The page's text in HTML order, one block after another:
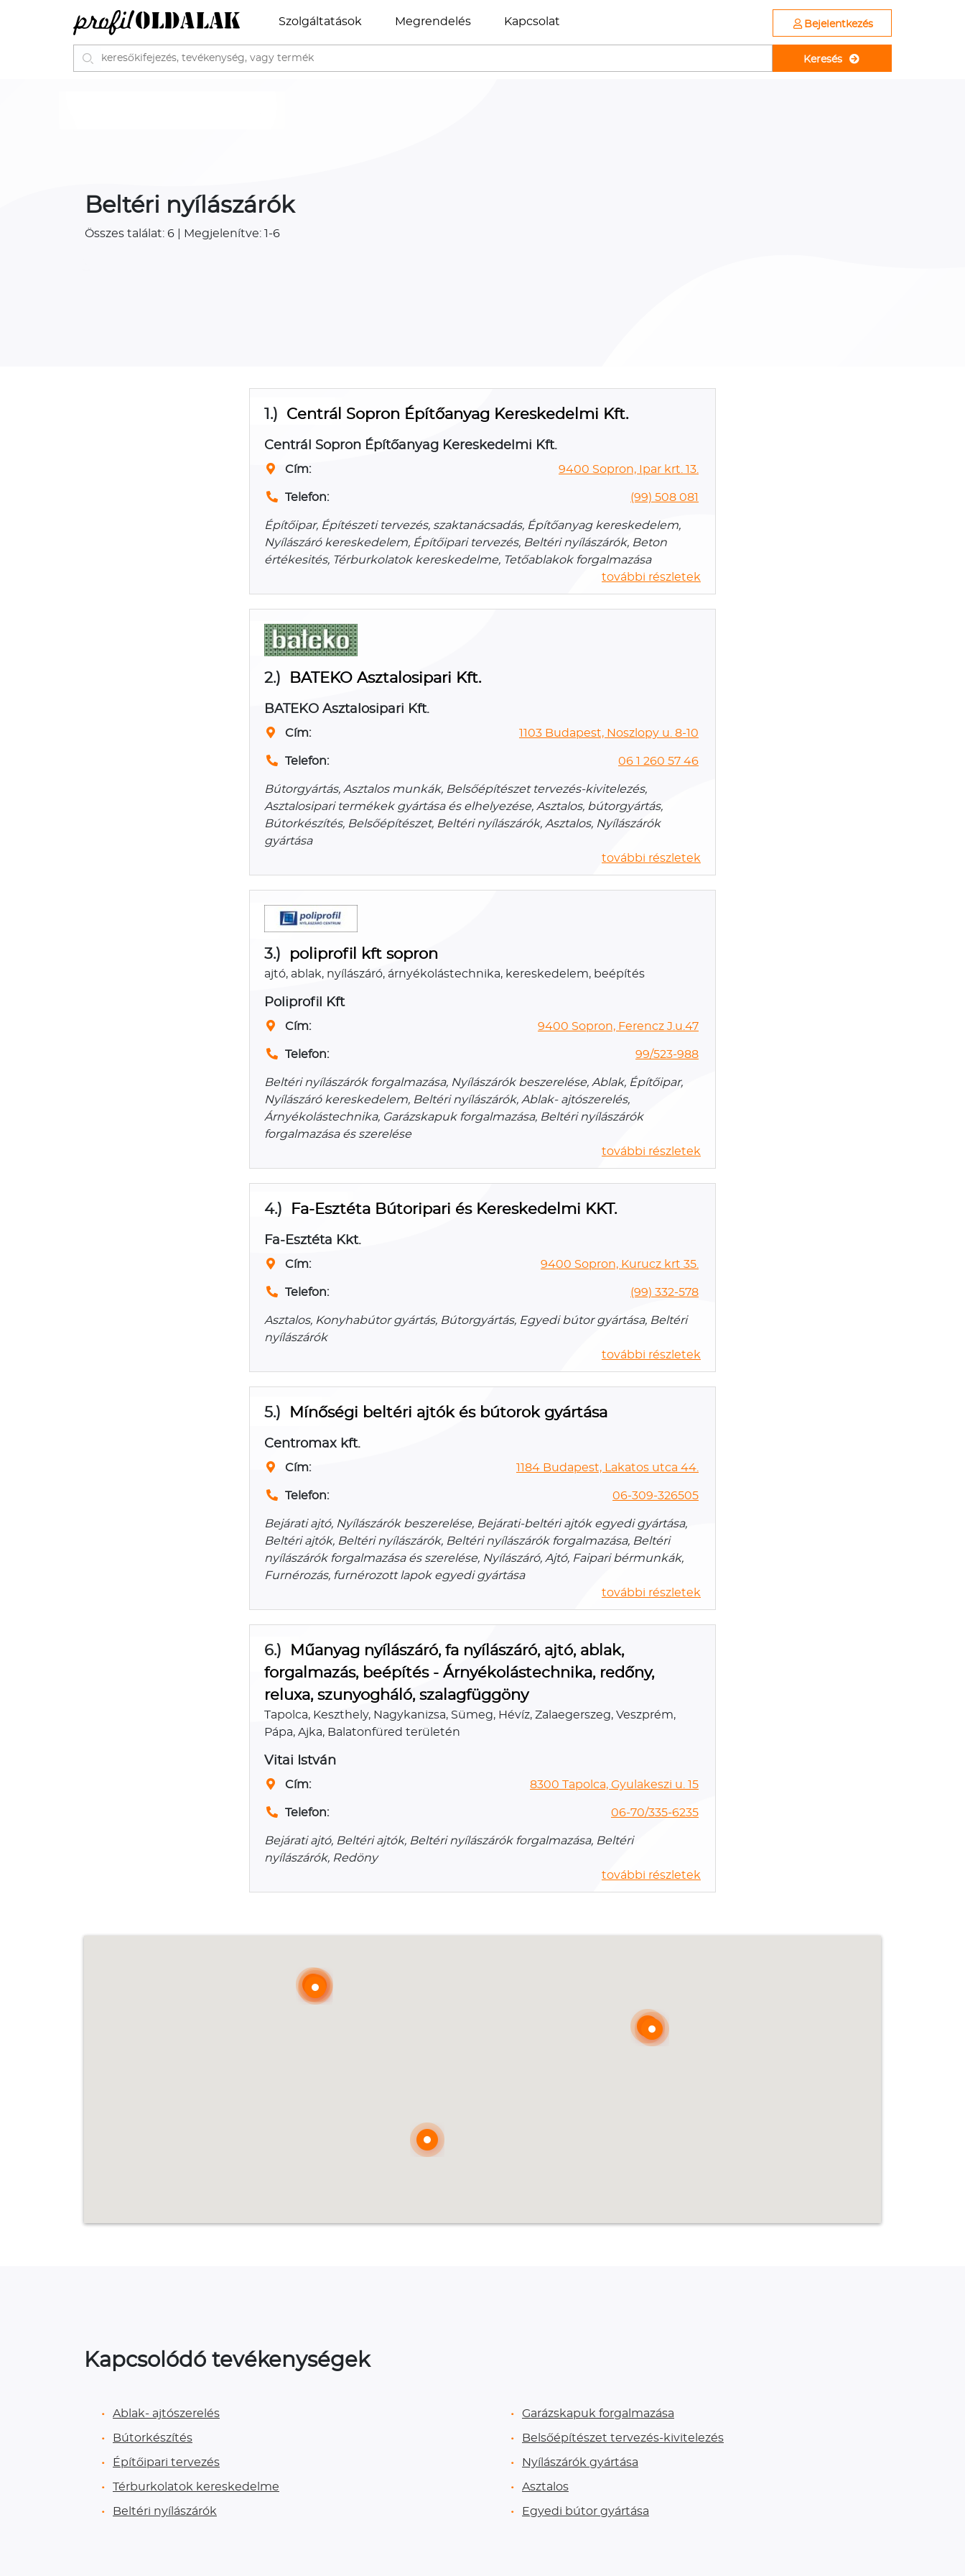
Bejelentkezés
Szolgáltatások Megrendelés Kapcsolat
Keresés
Beltéri nyílászárók
Összes találat: 6 | Megjelenítve: 1-6
1.) Centrál Sopron Építőanyag Kereskedelmi Kft.
Centrál Sopron Építőanyag Kereskedelmi Kft.
Cím: 9400 Sopron, Ipar krt. 13.
Telefon: (99) 508 081
Építőipar, Építészeti tervezés, szaktanácsadás, Építőanyag kereskedelem,
Nyílászáró kereskedelem, Építőipari tervezés, Beltéri nyílászárók, Beton
értékesités, Térburkolatok kereskedelme, Tetőablakok forgalmazása
további részletek
2.) BATEKO Asztalosipari Kft.
BATEKO Asztalosipari Kft.
Cím: 1103 Budapest, Noszlopy u. 8-10
Telefon: 06 1 260 57 46
Bútorgyártás, Asztalos munkák, Belsőépítészet tervezés-kivitelezés,
Asztalosipari termékek gyártása és elhelyezése, Asztalos, bútorgyártás,
Bútorkészítés, Belsőépítészet, Beltéri nyílászárók, Asztalos, Nyílászárók
gyártása
további részletek
3.) poliprofil kft sopron
ajtó, ablak, nyílászáró, árnyékolástechnika, kereskedelem, beépítés
Poliprofil Kft
Cím: 9400 Sopron, Ferencz J.u.47
Telefon: 99/523-988
Beltéri nyílászárók forgalmazása, Nyílászárók beszerelése, Ablak, Építőipar,
Nyílászáró kereskedelem, Beltéri nyílászárók, Ablak- ajtószerelés,
Árnyékolástechnika, Garázskapuk forgalmazása, Beltéri nyílászárók
forgalmazása és szerelése
további részletek
4.) Fa-Esztéta Bútoripari és Kereskedelmi KKT.
Fa-Esztéta Kkt.
Cím: 9400 Sopron, Kurucz krt 35.
Telefon: (99) 332-578
Asztalos, Konyhabútor gyártás, Bútorgyártás, Egyedi bútor gyártása, Beltéri
nyílászárók
további részletek
5.) Mínőségi beltéri ajtók és bútorok gyártása
Centromax kft.
Cím: 1184 Budapest, Lakatos utca 44.
Telefon: 06-309-326505
Bejárati ajtó, Nyílászárók beszerelése, Bejárati-beltéri ajtók egyedi gyártása,
Beltéri ajtók, Beltéri nyílászárók, Beltéri nyílászárók forgalmazása, Beltéri
nyílászárók forgalmazása és szerelése, Nyílászáró, Ajtó, Faipari bérmunkák,
Furnérozás, furnérozott lapok egyedi gyártása
további részletek
6.)
Műanyag nyílászáró, fa nyílászáró, ajtó, ablak,
forgalmazás, beépítés - Árnyékolástechnika, redőny,
reluxa, szunyogháló, szalagfüggöny
Tapolca, Keszthely, Nagykanizsa, Sümeg, Hévíz, Zalaegerszeg, Veszprém,
Pápa, Ajka, Balatonfüred területén
Vitai István
Cím: 8300 Tapolca, Gyulakeszi u. 15
Telefon: 06-70/335-6235
Bejárati ajtó, Beltéri ajtók, Beltéri nyílászárók forgalmazása, Beltéri
nyílászárók, Redöny
további részletek
Kapcsolódó tevékenységek
Ablak- ajtószerelés
Bútorkészítés
Építőipari tervezés
Térburkolatok kereskedelme
Beltéri nyílászárók
Garázskapuk forgalmazása
Belsőépítészet tervezés-kivitelezés
Nyílászárók gyártása
Asztalos
Egyedi bútor gyártása